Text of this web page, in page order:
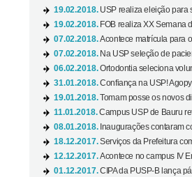
19.02.2018. USP realiza eleição para
19.02.2018. FOB realiza XX Semana
07.02.2018.Acontece matrícula para
07.02.2018. Na USP seleção de
06.02.2018.Ortodontia seleciona
31.01.2018.Confiança na USP!
19.01.2018.Tomam posse os novos
11.01.2018.Campus USP de Bauru
08.01.2018. Inaugurações contaram
18.12.2017.Serviços da Prefeitura
12.12.2017.Acontece no campus IV
01.12.2017.CIPA da PUSP-B lança